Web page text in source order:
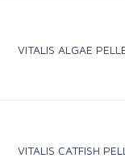
VITALIS ALGAE
VITALIS CATFISH